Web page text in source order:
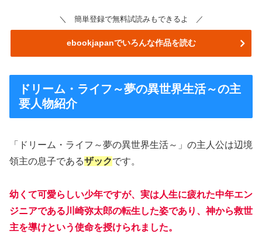
＼ 簡単登録で無料試読みもできるよ ／
ebookjapanでいろんな作品を読む
ドリーム・ライフ～夢の異世界生活～の主
要人物紹介
「ドリーム・ライフ～夢の異世界生活～」の主人公は辺境
領主の息子であるザックです。
幼くて可愛らしい少年ですが、実は人生に疲れた中年エン
ジニアである川崎弥太郎の転生した姿であり、神から救世
主を導けという使命を授けられました。